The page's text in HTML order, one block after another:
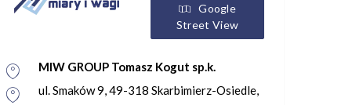
Google
Street View
MIW GROUP Tomasz Kogut sp.k.
ul. Smaków 9, 49-318 Skarbimierz-Osiedle,